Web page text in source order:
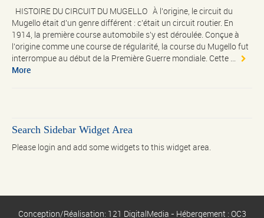
HISTOIRE DU CIRCUIT DU MUGELLO À l'origine, le circuit du
Mugello était d'un genre différent : c'était un circuit routier. En
1914, la première course automobile s'y est déroulée. Conçue à
l'origine comme une course de régularité, la course du Mugello fut
interrompue au début de la Première Guerre mondiale. Cette ...
More
Search Sidebar Widget Area
Please login and add some widgets to this widget area.
Conception/Réalisation: 121 DigitalMedia - Hébergement : OC3